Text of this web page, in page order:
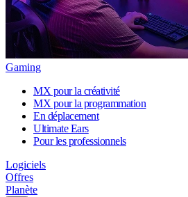
Gaming
MX pour la créativité
MX pour la programmation
En déplacement
Ultimate Ears
Pour les professionnels
Logiciels
Offres
Planète